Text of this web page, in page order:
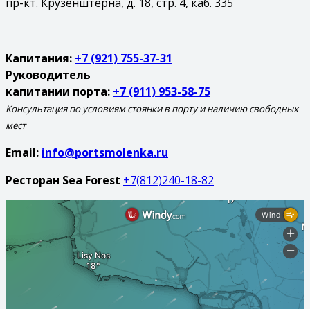
Капитания: +7 (921) 755-37-31
Руководитель
капитании порта: +7 (911) 953-58-75
Консультация по условиям стоянки в порту и наличию свободных
мест
Email: info@portsmolenka.ru
Ресторан Sea Forest +7(812)240-18-82